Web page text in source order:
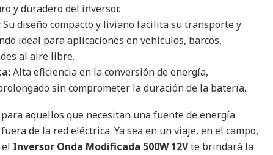
y duradero del inversor.
Su diseño compacto y liviano facilita su transporte y
ideal para aplicaciones en vehículos, barcos,
al aire libre.
Alta eficiencia en la conversión de energía,
sin comprometer la duración de la batería.
aquellos que necesitan una fuente de energía
de la red eléctrica. Ya sea en un viaje, en el campo,
Inversor Onda Modificada 500W 12Vte brindará la